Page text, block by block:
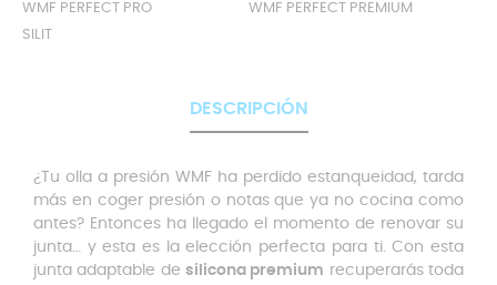
WMF PERFECT PRO
WMF PERFECT PREMIUM
SILIT
DESCRIPCIÓN
¿Tu olla a presión WMF ha perdido estanqueidad, tarda
más en coger presión o notas que ya no cocina como
antes? Entonces ha llegado el momento de renovar su
junta… y esta es la elección perfecta para ti. Con esta
junta adaptable de silicona premium recuperarás toda